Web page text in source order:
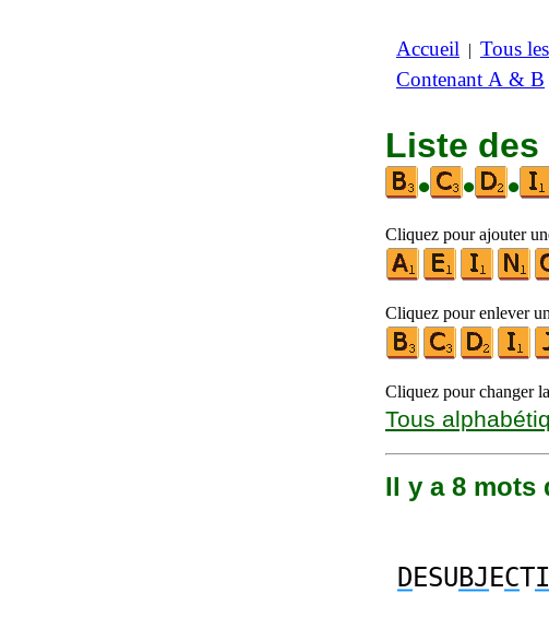
Accueil | Tous
Contenant A & B
Liste
•
• •
Cliquez pour ajouter
Cliquez pour enlever
Cliquez pour changer
Tous
Il y a 8 mots
DESUBJ ECT